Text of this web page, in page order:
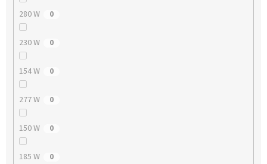
280 W 0
230 W 0
154 W 0
277 W 0
150 W 0
185 W 0